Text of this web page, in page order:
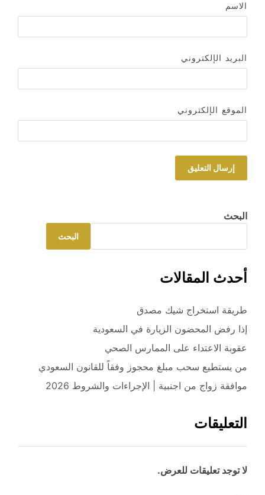
الاسم
البريد الإلكتروني
الموقع الإلكتروني
البحث
البحث
أحدث المقالات
طريقة استخراج شيك مصدق
إذا رفض المحضون الزيارة في السعودية
عقوبة الاعتداء على الممارس الصحي
من يستطيع سحب مبلغ محجوز وفقاً للقانون السعودي
موافقة زواج من اجنبية | الإجراءات والشروط 2026
التعليقات
لا توجد تعليقات للعرض.